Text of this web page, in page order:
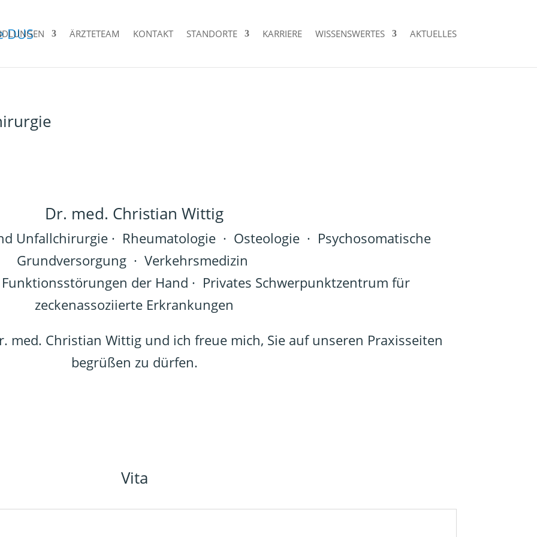
ÄRZTETEAM KONTAKT STANDORTE KARRIERE WISSENSWERTES AKTUELLES
Dr. med. Christian Wittig
Unfallchirurgie · Rheumatologie · Osteologie · Psychosomatische
Grundversorgung · Verkehrsmedizin
der Hand · Privates Schwerpunktzentrum für
zeckenassoziierte Erkrankungen
med. Christian Wittig und ich freue mich, Sie auf unseren Praxisseiten
begrüßen zu dürfen.
Vita